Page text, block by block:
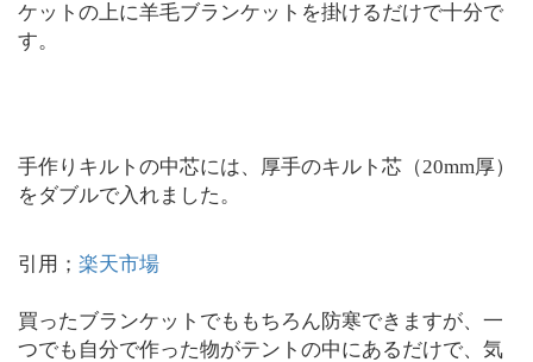
ケットの上に羊毛ブランケットを掛けるだけで十分で
す。
手作りキルトの中芯には、厚手のキルト芯（20mm厚）
をダブルで入れました。
引用； 楽天市場
買ったブランケットでももちろん防寒できますが、一
つでも自分で作った物がテントの中にあるだけで、気